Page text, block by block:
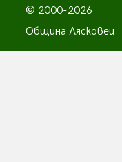
© 2000-2026
Община Лясковец